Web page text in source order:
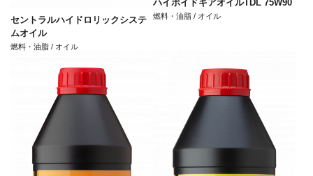
セントラルハイドロリックシステ
ムオイル
燃料・油脂 / オイル
ハイポイドギアオイルTDL 75W90
燃料・油脂 / オイル